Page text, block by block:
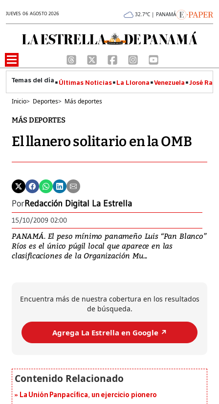
JUEVES 06 AGOSTO 2026 32.7°C | PANAMÁ
Últimas Noticias La Llorona Venezuela José
Inicio> Deportes> Más deportes
MÁS DEPORTES
El llanero solitario en la OMB
PorRedacción Digital La Estrella
15/10/2009 02:00
PANAMÁ. El peso mínimo panameño Luis “Pan Blanco”
Ríos es el único púgil local que aparece en las
clasificaciones de la Organización Mu...
Encuentra más de nuestra cobertura en los resultados
de búsqueda.
Agrega La Estrella en Google ↗️
La Unión Panpacífica, un ejercicio pionero